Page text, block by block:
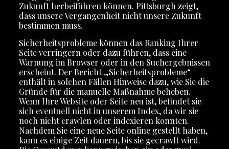
Zukunft herbeiführen können. Pittsburgh zeigt,
dass unsere Vergangenheit nicht unsere Zukunft
bestimmen muss.
Sicherheitsprobleme können das Ranking Ihrer
Seite verringern oder dazu führen, dass eine
Warnung im Browser oder in den Suchergebnissen
erscheint. Der Bericht „Sicherheitsprobleme“
enthält in solchen Fällen Hinweise dazu, wie Sie die
Gründe für die manuelle Maßnahme beheben.
Wenn Ihre Website oder Seite neu ist, befindet sie
sich eventuell nicht in unserem Index, da wir sie
noch nicht crawlen oder indexieren konnten.
Nachdem Sie eine neue Seite online gestellt haben,
kann es einige Zeit dauern, bis sie gecrawlt wird.